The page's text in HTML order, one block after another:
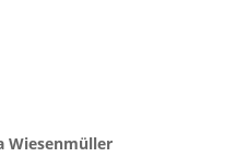
Wiesenmüller